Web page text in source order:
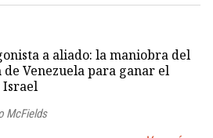
a aliado: la maniobra del
Venezuela para ganar el
Israel
McFields